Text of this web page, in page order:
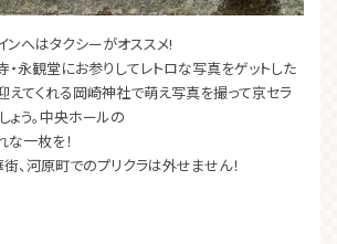
ンへはタクシーがオススメ!
・永観堂にお参りしてレトロな写真をゲットした
えてくれる岡崎神社で萌え写真を撮って京セラ
う。中央ホールの
な一枚を！
、河原町でのプリクラは外せません！